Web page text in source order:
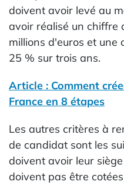
doivent avoir levé au
avoir réalisé un chiffre
millions d'euros et une
25 % sur trois ans.
Article : Comment
France en 8 étapes
Les autres critères à
de candidat sont les
doivent avoir leur
doivent pas être